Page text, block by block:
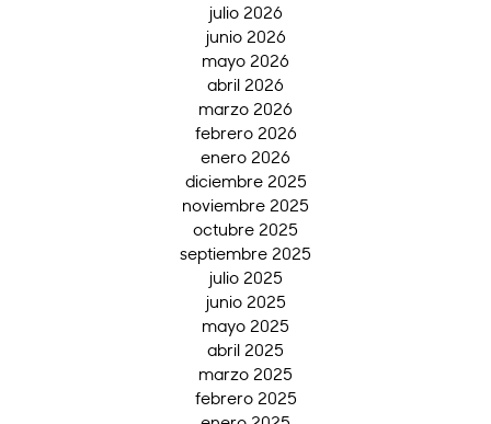
julio 2026
junio 2026
mayo 2026
abril 2026
marzo 2026
febrero 2026
enero 2026
diciembre 2025
noviembre 2025
octubre 2025
septiembre 2025
julio 2025
junio 2025
mayo 2025
abril 2025
marzo 2025
febrero 2025